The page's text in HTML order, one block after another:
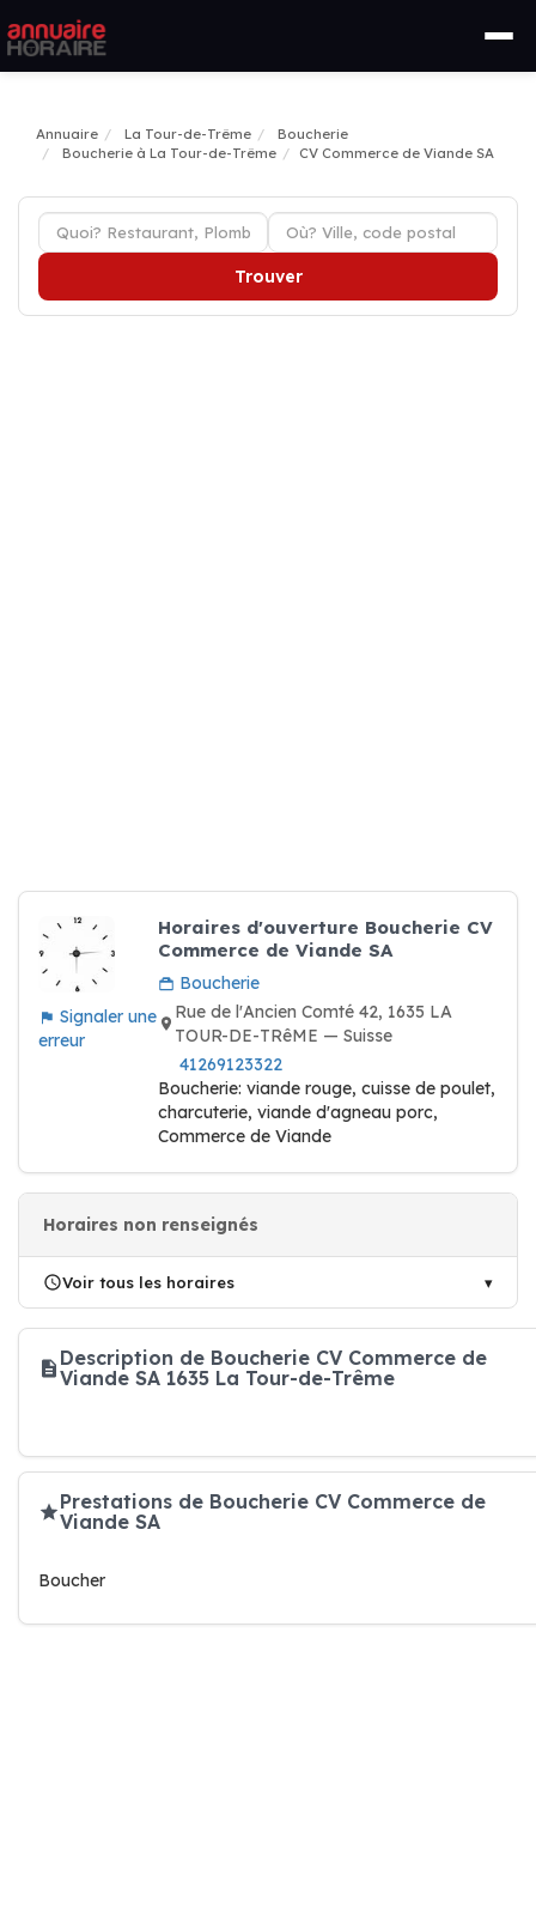
Annuaire La Tour-de-Trême
Boucherie
Boucherie à La Tour-de-Trême
CV Commerce de Viande SA
Trouver
Signaler une
erreur
Horaires d'ouverture Boucherie CV
Commerce de Viande SA
Boucherie
Rue de l'Ancien Comté 42, 1635 LA
TOUR-DE-TRêME — Suisse
41269123322
Boucherie: viande rouge, cuisse de poulet,
charcuterie, viande d'agneau porc,
Commerce de Viande
Horaires non renseignés
Voir tous les horaires
Description de Boucherie CV Commerce de
Viande SA 1635 La Tour-de-Trême
Prestations de Boucherie CV Commerce de
Viande SA
Boucher